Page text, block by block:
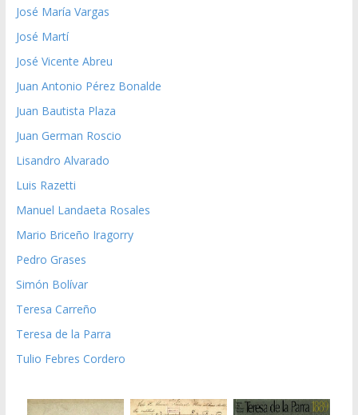
José María Vargas
José Martí
José Vicente Abreu
Juan Antonio Pérez Bonalde
Juan Bautista Plaza
Juan German Roscio
Lisandro Alvarado
Luis Razetti
Manuel Landaeta Rosales
Mario Briceño Iragorry
Pedro Grases
Simón Bolívar
Teresa Carreño
Teresa de la Parra
Tulio Febres Cordero